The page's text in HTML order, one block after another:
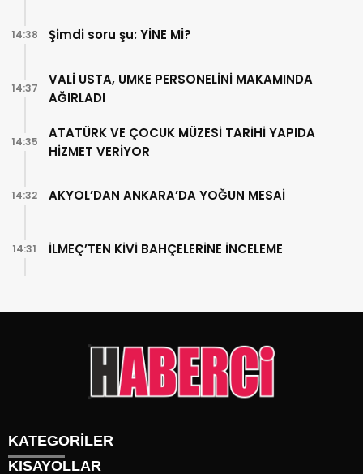
Şimdi soru şu: YİNE Mİ?
14:38
VALİ USTA, UMKE PERSONELİNİ MAKAMINDA
AĞIRLADI
14:37
ATATÜRK VE ÇOCUK MÜZESİ TARİHİ YAPIDA
HİZMET VERİYOR
14:35
AKYOL’DAN ANKARA’DA YOĞUN MESAİ
14:32
İLMEÇ’TEN KİVİ BAHÇELERİNE İNCELEME
14:31
KATEGORİLER
KISAYOLLAR